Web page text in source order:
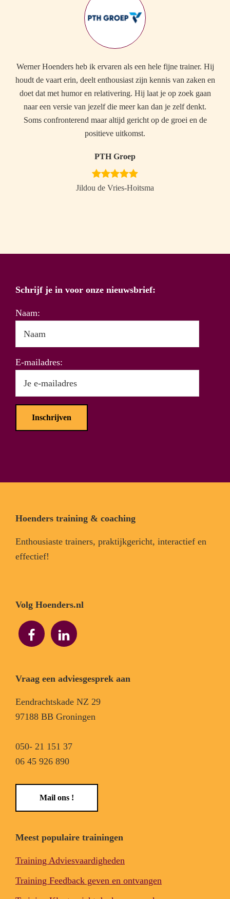
Werner Hoenders heb ik ervaren als een hele fijne trainer. Hij
houdt de vaart erin, deelt enthousiast zijn kennis van zaken en
doet dat met humor en relativering. Hij laat je op zoek gaan
naar een versie van jezelf die meer kan dan je zelf denkt.
Soms confronterend maar altijd gericht op de groei en de
positieve uitkomst.
PTH Groep
Jildou de Vries-Hoitsma
Schrijf je in voor onze nieuwsbrief:
Naam:
E-mailadres:
Footer
Hoenders training & coaching
Enthousiaste trainers, praktijkgericht, interactief en
effectief!
Volg Hoenders.nl
Vraag een adviesgesprek aan
Eendrachtskade NZ 29
97188 BB Groningen
050- 21 151 37
06 45 926 890
Mail ons !
Meest populaire trainingen
Training Adviesvaardigheden
Training Feedback geven en ontvangen